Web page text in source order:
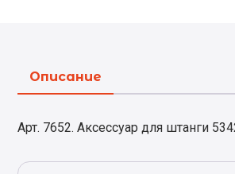
Описание
Арт. 7652. Аксессуар для штанги